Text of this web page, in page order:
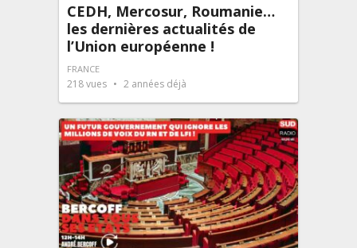
CEDH, Mercosur, Roumanie…
les dernières actualités de
l’Union européenne !
FRANCE
218vues 2 années déjà